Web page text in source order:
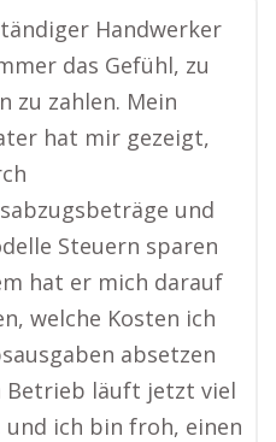
Handwerker
das Gefühl, zu
zu zahlen. Mein
hat mir gezeigt,
und
Steuern sparen
hat er mich darauf
welche Kosten ich
absetzen
Betrieb läuft jetzt viel
ich bin froh, einen